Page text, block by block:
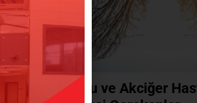
Uçak Yolculuğu ve Akciğer